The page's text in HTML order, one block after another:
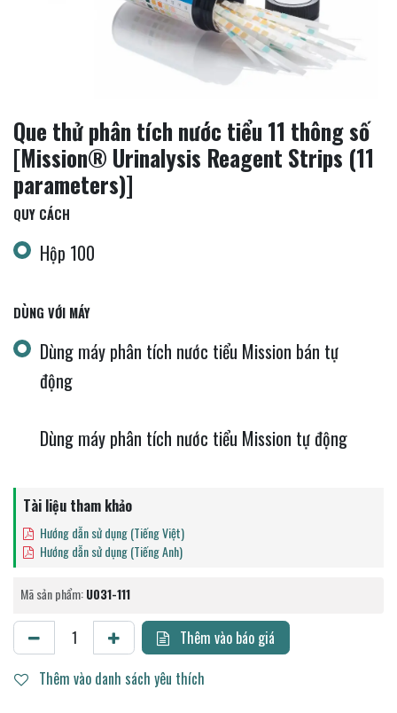
Que thử phân tích nước tiểu 11 thông số
[Mission® Urinalysis Reagent Strips (11
parameters)]
QUY CÁCH
Hộp 100
DÙNG VỚI MÁY
Dùng máy phân tích nước tiểu Mission bán tự
động
Dùng máy phân tích nước tiểu Mission tự động
Tài liệu tham khảo
Hướng dẫn sử dụng (Tiếng Việt)
Hướng dẫn sử dụng (Tiếng Anh)
Mã sản phẩm:U031-111
Thêm vào báo giá
Thêm vào danh sách yêu thích